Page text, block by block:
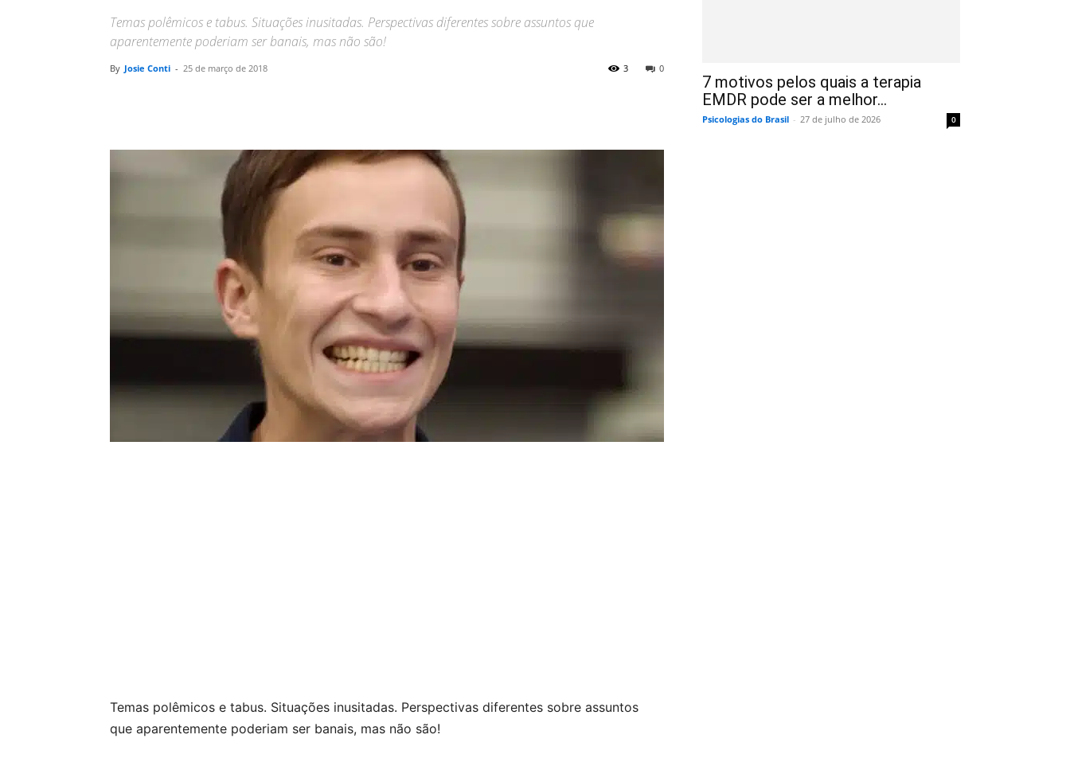
Temas polêmicos e tabus. Situações inusitadas. Perspectivas diferentes sobre assuntos que
aparentemente poderiam ser banais, mas não são!
By Josie Conti - 25 de março de 2018 0
3
Temas polêmicos e tabus. Situações inusitadas. Perspectivas diferentes sobre assuntos
que aparentemente poderiam ser banais, mas não são!
7 motivos pelos quais a terapia
EMDR pode ser a melhor...
Psicologias do Brasil - 27 de julho de 2026 0